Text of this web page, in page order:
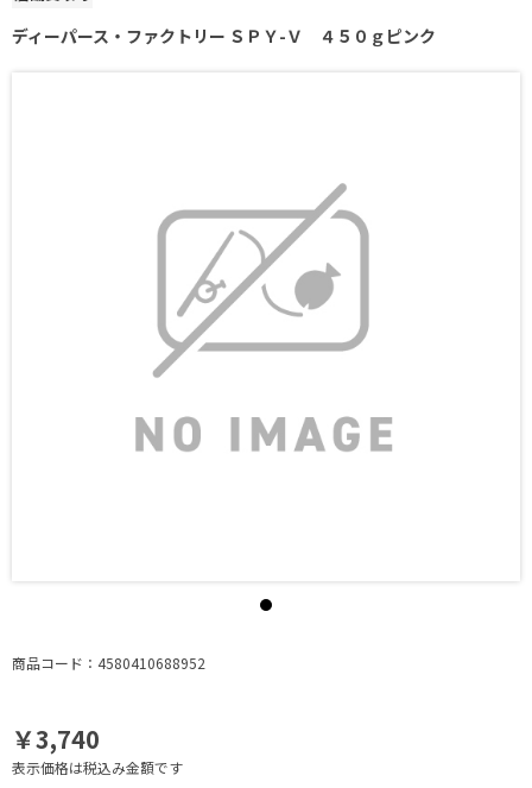
ディーパース・ファクトリー ＳＰＹ-Ｖ ４５０ｇピンク
商品コード：4580410688952
￥3,740
表示価格は税込み金額です